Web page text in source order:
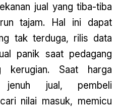
jual yang tiba-tiba
tajam. Hal ini dapat
tak terduga, rilis data
panik saat pedagang
kerugian. Saat harga
jenuh jual, pembeli
nilai masuk, memicu